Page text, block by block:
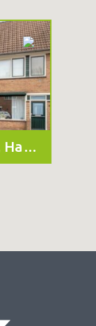
J.A.Middelhuisstraat 10, Haaksbergen